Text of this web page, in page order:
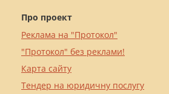
Про проект
Реклама на "Протокол"
"Протокол" без реклами!
Карта сайту
Тендер на юридичну послугу